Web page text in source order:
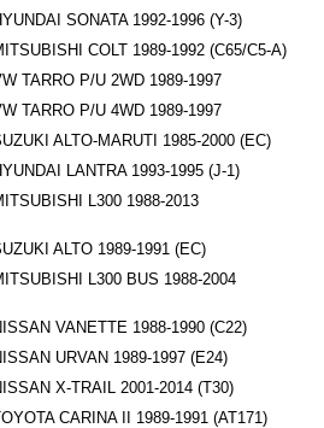
SONATA 1992-1996 (Y-3)
COLT 1989-1992 (C65/C5-A)
TARRO P/U 2WD 1989-1997
TARRO P/U 4WD 1989-1997
ALTO-MARUTI 1985-2000 (EC)
LANTRA 1993-1995 (J-1)
L300 1988-2013
ALTO 1989-1991 (EC)
L300 BUS 1988-2004
VANETTE 1988-1990 (C22)
URVAN 1989-1997 (E24)
X-TRAIL 2001-2014 (T30)
CARINA II 1989-1991 (AT171)